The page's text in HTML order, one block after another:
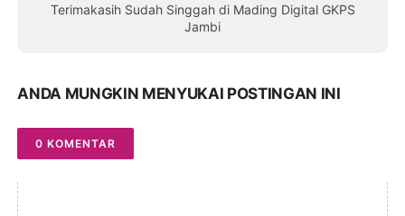
Terimakasih Sudah Singgah di Mading Digital GKPS
Jambi
ANDA MUNGKIN MENYUKAI POSTINGAN INI
0 KOMENTAR